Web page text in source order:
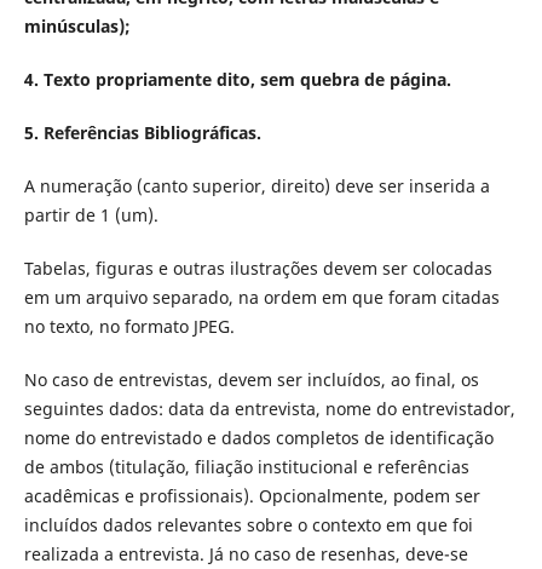
minúsculas);
4. Texto propriamente dito, sem quebra de página.
5. Referências Bibliográficas.
A numeração (canto superior, direito) deve ser inserida a
partir de 1 (um).
Tabelas, figuras e outras ilustrações devem ser colocadas
em um arquivo separado, na ordem em que foram citadas
no texto, no formato JPEG.
No caso de entrevistas, devem ser incluídos, ao final, os
seguintes dados: data da entrevista, nome do entrevistador,
nome do entrevistado e dados completos de identificação
de ambos (titulação, filiação institucional e referências
acadêmicas e profissionais). Opcionalmente, podem ser
incluídos dados relevantes sobre o contexto em que foi
realizada a entrevista. Já no caso de resenhas, deve-se